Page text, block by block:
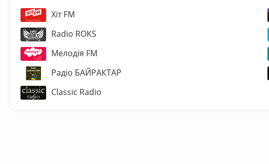
Хіт FM
Radio ROKS
Мелодія FM
Радіо БАЙРАКТАР
Classic Radio